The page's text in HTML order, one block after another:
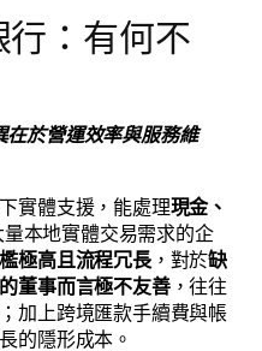
行：有何不
於營運效率與服務維
實體支援，能處理現金、
本地實體交易需求的企
極高且流程冗長，對於缺
董事而言極不友善，往往
加上跨境匯款手續費與帳
的隱形成本。